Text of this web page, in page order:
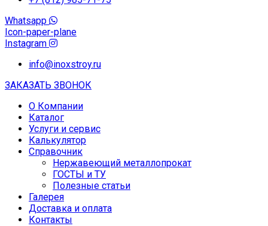
Whatsapp
Icon-paper-plane
Instagram
info@inoxstroy.ru
ЗАКАЗАТЬ ЗВОНОК
О Компании
Каталог
Услуги и сервис
Калькулятор
Справочник
Нержавеющий металлопрокат
ГОСТЫ и ТУ
Полезные статьи
Галерея
Доставка и оплата
Контакты